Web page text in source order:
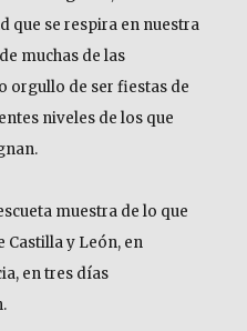
que se respira en nuestra
muchas de las
orgullo de ser fiestas de
niveles de los que
muestra de lo que
Castilla y León, en
en tres días